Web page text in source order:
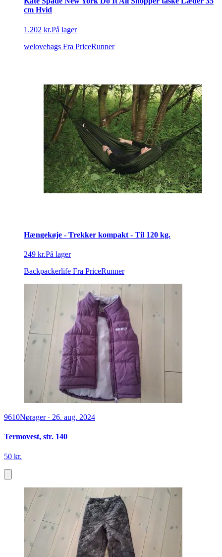
cm Hvid
1.202 kr.På lager
welovebags Fra PriceRunner
Hængekøje - Trekker kompakt - Til 120 kg.
249 kr.På lager
Backpackerlife Fra PriceRunner
9610Nørager· 26. aug. 2024
Termovest, str. 140
50 kr.